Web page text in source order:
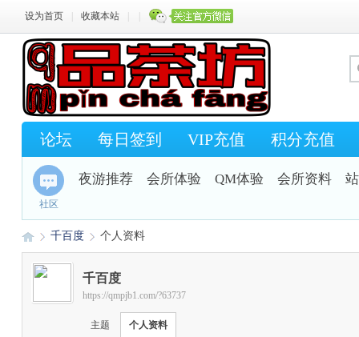
设为首页 收藏本站
论坛 每日签到 VIP充值 积分充值
社区
夜游推荐 会所体验 QM体验 会所资料
›
千百度 个人资料
千百度
https://qmpjb1.com/?63737
主题 个人资料